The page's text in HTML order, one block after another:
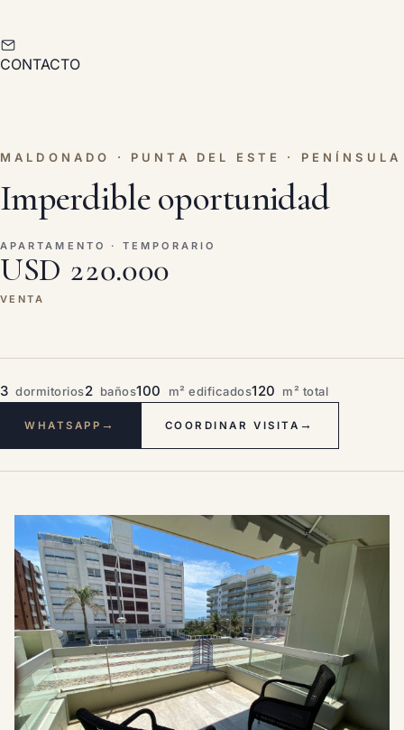
CONTACTO
MALDONADO · PUNTA DEL ESTE · PENÍNSULA
Imperdible oportunidad
APARTAMENTO · TEMPORARIO
USD 220.000
VENTA
3 dormitorios2 baños100 m² edificados120 m² total
WHATSAPP → COORDINAR VISITA →